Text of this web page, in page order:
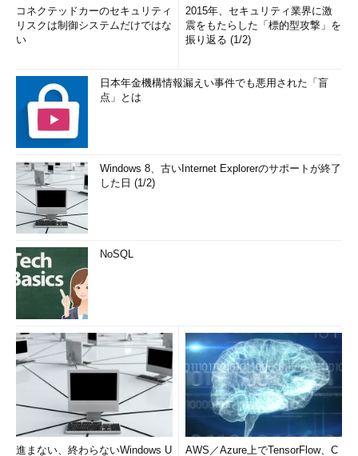
マイクロサービス／サーバレスによって、ぱっとサービスを作
ってすぐデリバリーしたり、すぐにアップデートできたりするよ
には原因の調査に非常に多くの時間がかかるようにもなった。こ
れはつまり、デリバリースピードを重視するか、障害時の調査ス
ピードを重視するかのバランスを考えて設計することも重要だと
いえるだろう。
岡田氏は最後にあらためて、マイクロサービス／サーバレスの
セキュリティにおける最大の問題点を指摘した。
「マイクロサービスもサーバレスも大いに結構だが、『どうや
デリバリーしたサービスの中で起こる障害を検知し、集約し、対
応するためのループをどうやって回していくかが大きな課題。ク
ラウドプラットフォーマーが提供していく機能の中で注目すべき
ポイントだ」（岡田氏）
古川氏もこれに同意し、「作るスピード重視でマイクロサービ
ス／サーバレスに突っ込んでいくと、モニタリング技術の欠如が
大問題になる」と述べた。ただ、あくまで今は過渡期であるのも
事実。技術も未成熟な中で中途半端に手を付けるよりも、今の時
点ではそのリスクを許容しつつ、信頼関係とのバランスを取りな
がらじっくり調べるというのが現実的な落としどころになりそう
コネクテッドカーのセキュリティ
リスクは制御システムだけではな
い
2015年、セキュリティ業界に激
震をもたらした「標的型攻撃」を
振り返る (1/2)
日本年金機構情報漏えい事件でも悪用された「盲
点」とは
Windows 8、古いInternet Explorerのサポートが終了
した日 (1/2)
NoSQL
進まない、終わらないWindows U
AWS／Azure上でTensorFlow、C